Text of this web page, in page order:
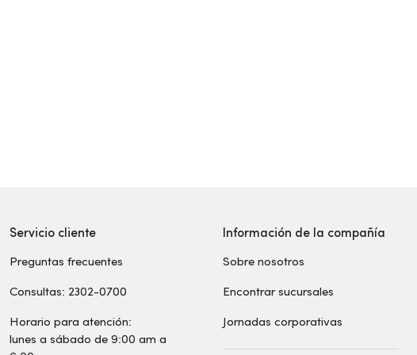
Servicio cliente
Preguntas frecuentes
Consultas: 2302-0700
Horario para atención:
lunes a sábado de 9:00 am a
Información de la compañía
Sobre nosotros
Encontrar sucursales
Jornadas corporativas